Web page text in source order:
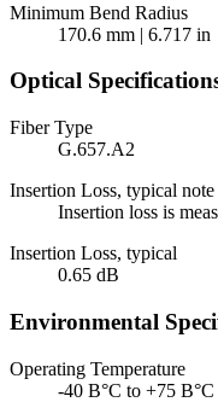
Minimum Bend Radius
170.6 mm | 6.717 in
Optical
Fiber Type
G.657.A2
Insertion Loss, typical note
Insertion loss is
Insertion Loss, typical
0.65 dB
Environmental
Operating Temperature
-40 В°C to +75